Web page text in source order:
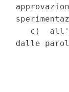
c)